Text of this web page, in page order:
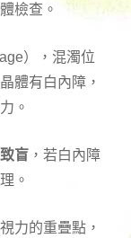
檢查。
），混濁位
體有白內障，
。
盲 ，若白內障
。
力的重疊點，